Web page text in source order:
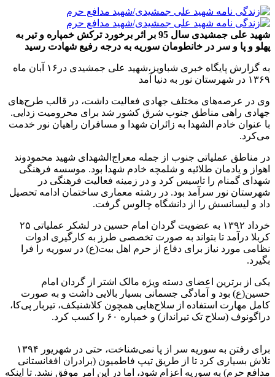
شهید علی جمشیدی سال 95 بر اثر برخورد ترکش خمپاره و تیر به
پهلو و پا و سر در خانطومان سوریه به درجه رفیع شهادت رسید
به گزارش پایگاه خبری شباویز،شهید علی جمشیدی در۱۶ آبان ماه
۱۳۶۹ در شهرستان نور به دنیا آمد
وی در عرصه‌های مختلف جهادی فعالیت داشت، در قالب طرح‌های
جهادی راهی مناطق جنوب شرق کشور شد برای محرومیت زدایی.
با عنوان خادم الشهدا به زائران شهدا و مسافران راهیان نور خدمت
می‌کرد.
در مناطق عملیاتی جنوب از جمله معراج‌الشهدای شهید محمودوند
اهواز و یادمان طلائیه و شلمچه خادم شهدا بود. موسسه فرهنگی
شهدای گمنام را تاسیس کرد و در زمینه فعالیت فرهنگی در
شهرستان نور سرآمد بود. در رشته معماری ساختمان ادامه تحصیل
داد و لیسانسش را از دانشگاه چالوس گرفت.
خرداد ۱۳۹۲ به عضویت گردان امام حسین در لشکر عملیاتی ۲۵
کربلا درآمد تا بتواند به صورت تخصصی طرز به کارگیری ادوات
نظامی مورد نیاز برای دفاع از حرم اهل بیت(ع) در سوریه را فرا
بگیرد.
یکی از برترین اعضای دسته ویژه مالک اشتر از گردان امام
حسین(ع) بود و آمادگی جسمانی بسیار بالایی داشت و به صورت
کامل مهارت استفاده از سلاح‌هایی همچون کلاشنیکف، تیربار پی‌کا،
دراگونوف (سلاح تک تیرانداز) و خمپاره ۶۰ را کسب کرد.
برای رفتن به سوریه سر از پا نمی‌شناخت، حتی در شهریور ۱۳۹۴
تلاش بسیاری کرد تا از طریق تیپ فاطمیون (برادران افغانستانی
مدافع حرم) به سوریه اعزام شود، اما در این امر موفق نشد. تا اینکه